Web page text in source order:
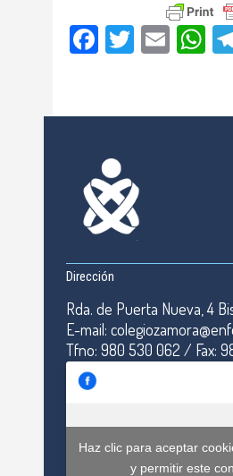
Facebook
TwitterEmail
Dirección
Rda. de Puerta Nueva, 4
E-mail:
Tfno: 980 530 062 / Fax:
Haz clic para aceptar
y permitir este